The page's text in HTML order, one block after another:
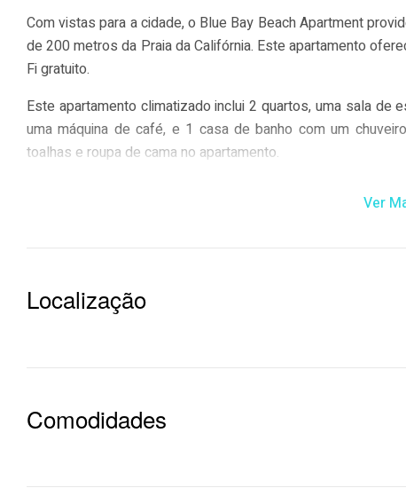
Com vistas para a cidade, o Blue Bay Beach Apartment
de 200 metros da Praia da Califórnia. Este apartamento
Fi gratuito.
Este apartamento climatizado inclui 2 quartos, uma sala de
uma máquina de café, e 1 casa de banho com um
toalhas e roupa de cama no apartamento.
Esta é a parte de Sesimbra que os hóspedes preferem, de
Ver
Localização
Comodidades